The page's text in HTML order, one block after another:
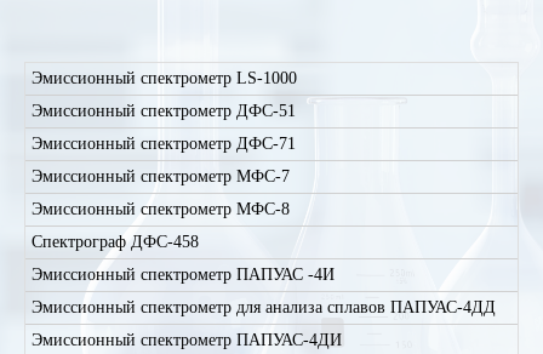
Эмиссионный спектрометр LS-1000
Эмиссионный спектрометр ДФС-51
Эмиссионный спектрометр ДФС-71
Эмиссионный спектрометр МФС-7
Эмиссионный спектрометр МФС-8
Спектрограф ДФС-458
Эмиссионный спектрометр ПАПУАС -4И
Эмиссионный спектрометр для анализа сплавов ПАПУАС-4ДД
Эмиссионный спектрометр ПАПУАС-4ДИ